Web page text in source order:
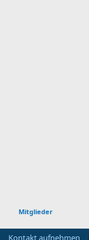
Mitglieder
Kontakt aufnehmen